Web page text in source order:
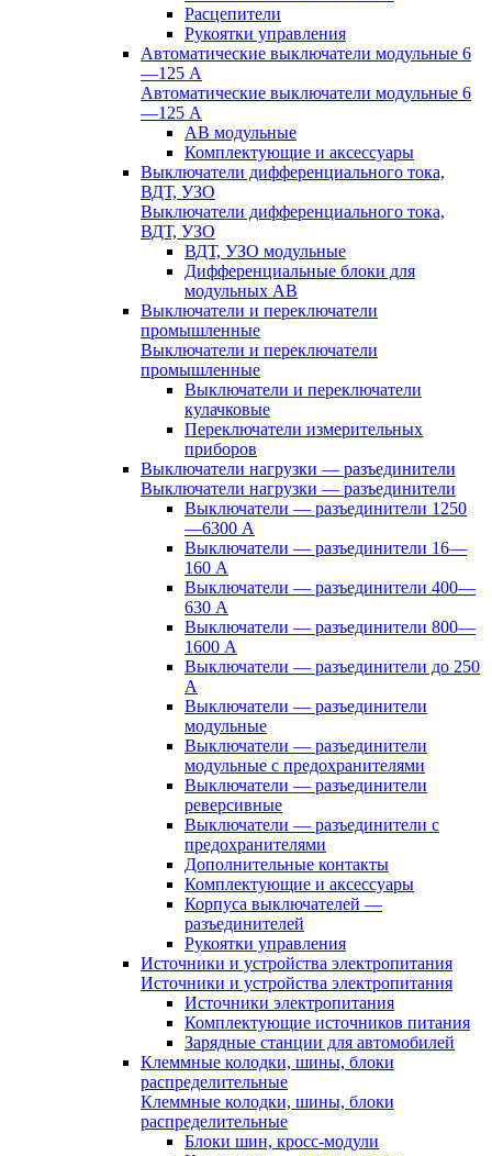
Расцепители
Рукоятки управления
Автоматические выключатели модульные 6
—125 А
Автоматические выключатели модульные 6
—125 А
АВ модульные
Комплектующие и аксессуары
Выключатели дифференциального тока,
ВДТ, УЗО
Выключатели дифференциального тока,
ВДТ, УЗО
ВДТ, УЗО модульные
Дифференциальные блоки для
модульных АВ
Выключатели и переключатели
промышленные
Выключатели и переключатели
промышленные
Выключатели и переключатели
кулачковые
Переключатели измерительных
приборов
Выключатели нагрузки — разъединители
Выключатели нагрузки — разъединители
Выключатели — разъединители 1250
—6300 А
Выключатели — разъединители 16—
160 А
Выключатели — разъединители 400—
630 А
Выключатели — разъединители 800—
1600 А
Выключатели — разъединители до 250
А
Выключатели — разъединители
модульные
Выключатели — разъединители
модульные с предохранителями
Выключатели — разъединители
реверсивные
Выключатели — разъединители с
предохранителями
Дополнительные контакты
Комплектующие и аксессуары
Корпуса выключателей —
разъединителей
Рукоятки управления
Источники и устройства электропитания
Источники и устройства электропитания
Источники электропитания
Комплектующие источников питания
Зарядные станции для автомобилей
Клеммные колодки, шины, блоки
распределительные
Клеммные колодки, шины, блоки
распределительные
Блоки шин, кросс-модули